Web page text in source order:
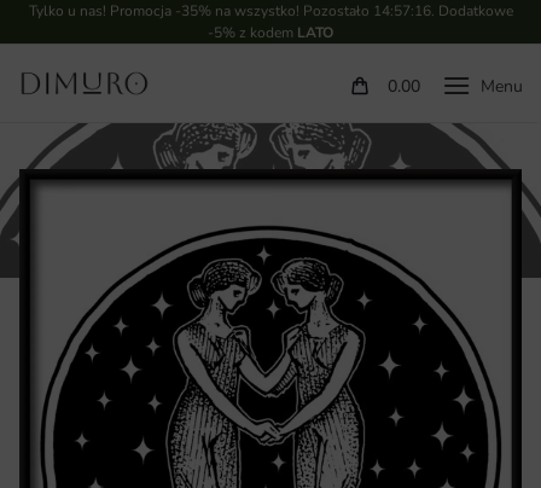
Tylko u nas! Promocja -35% na wszystko! Pozostało 14:57:16. Dodatkowe
-5% z kodem LATO
0.00